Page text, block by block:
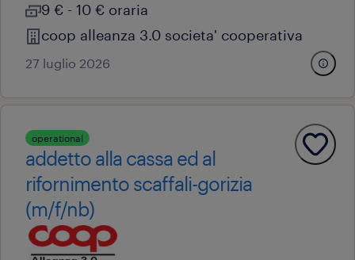
9 € - 10 € oraria
coop alleanza 3.0 societa' cooperativa
27 luglio 2026
operational
addetto alla cassa ed al
rifornimento scaffali-gorizia
(m/f/nb)